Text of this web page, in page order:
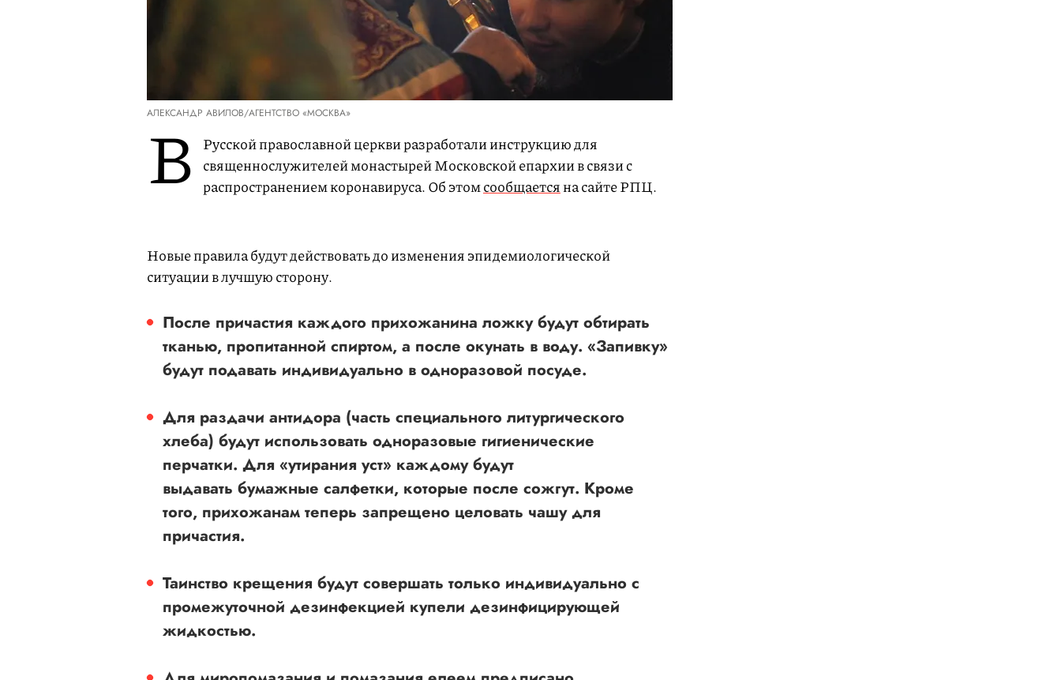
АЛЕКСАНДР АВИЛОВ/АГЕНТСТВО «МОСКВА»
В
Русской православной церкви разработали инструкцию для
священнослужителей монастырей Московской епархии в связи c
распространением коронавируса. Об этомсообщаетсяна сайте РПЦ.
Новые правила будут действовать до изменения эпидемиологической
ситуации в лучшую сторону.
После причастия каждого прихожанина ложку будут обтирать
тканью, пропитанной спиртом, а после окунать в воду. «Запивку»
будут подавать индивидуально в одноразовой посуде.
Для раздачи антидора (часть специального литургического
хлеба) будут использовать одноразовые гигиенические
перчатки. Для «утирания уст» каждому будут
выдавать бумажные салфетки, которые после сожгут. Кроме
того, прихожанам теперь запрещено целовать чашу для
причастия.
Таинство крещения будут совершать только индивидуально с
промежуточной дезинфекцией купели дезинфицирующей
жидкостью.